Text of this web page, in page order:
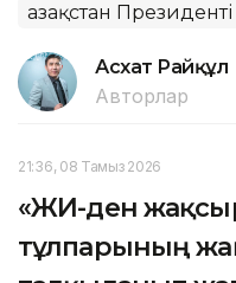
Қазақстан Президенті
Асхат Райқұл
Авторлар
21:36, 08 Тамыз 2026
«ЖИ-ден
тұлпарының